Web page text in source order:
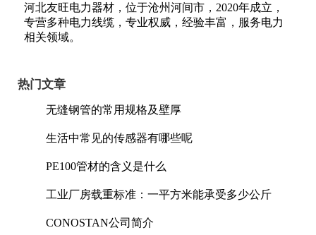
河北友旺电力器材，位于沧州河间市，2020年成立，
专营多种电力线缆，专业权威，经验丰富，服务电力
相关领域。
热门文章
无缝钢管的常用规格及壁厚
生活中常见的传感器有哪些呢
PE100管材的含义是什么
工业厂房载重标准：一平方米能承受多少公斤
CONOSTAN公司简介